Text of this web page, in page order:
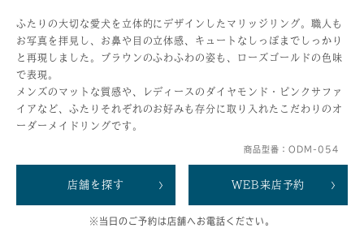
ふたりの大切な愛犬を立体的にデザインしたマリッジリング。職人も
お写真を拝見し、お鼻や目の立体感、キュートなしっぽまでしっかり
と再現しました。ブラウンのふわふわの姿も、ローズゴールドの色味
で表現。
メンズのマットな質感や、レディースのダイヤモンド・ピンクサファ
イアなど、ふたりそれぞれのお好みも存分に取り入れたこだわりのオ
ーダーメイドリングです。
商品型番：ODM-054
店舗を探す WEB来店予約
※当日のご予約は店舗へお電話ください。